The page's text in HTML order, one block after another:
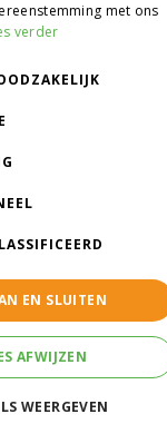
Jac. P. Thijsseweg 4
pinterest
Tuincentrum
Tuincentrum Overzicht
met ons
verder
EN SLUITEN
AFWIJZEN
WEERGEVEN